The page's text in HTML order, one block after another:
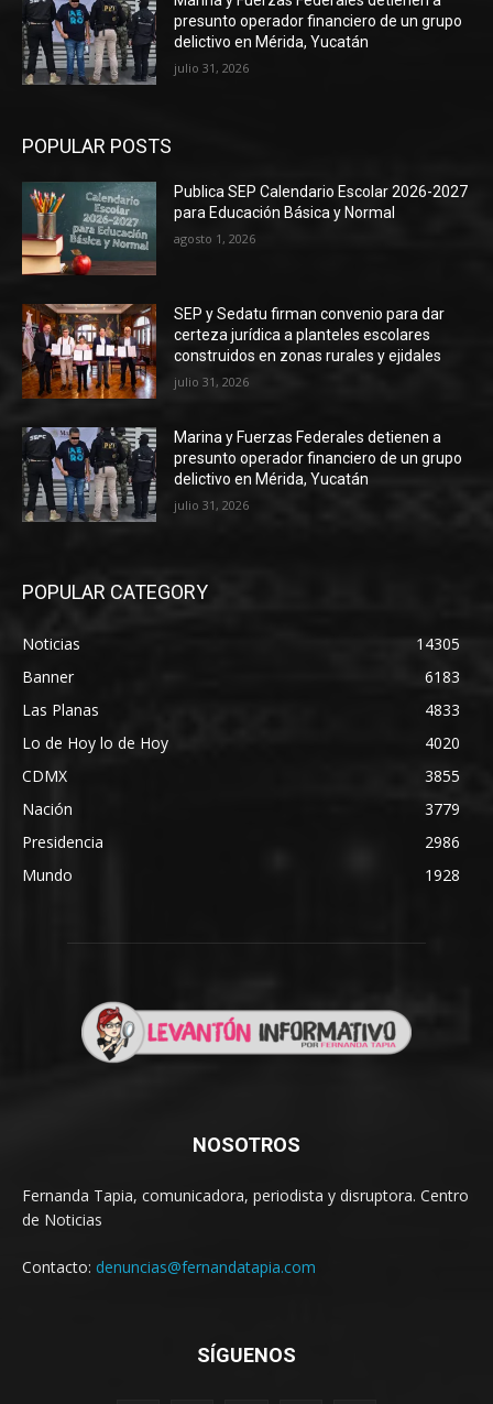
presunto operador financiero de un grupo
delictivo en Mérida, Yucatán
julio 31, 2026
POPULAR POSTS
Publica SEP Calendario Escolar 2026-2027
para Educación Básica y Normal
agosto 1, 2026
SEP y Sedatu firman convenio para dar
certeza jurídica a planteles escolares
construidos en zonas rurales y ejidales
julio 31, 2026
Marina y Fuerzas Federales detienen a
presunto operador financiero de un grupo
delictivo en Mérida, Yucatán
julio 31, 2026
POPULAR CATEGORY
Noticias
14305
Banner
6183
Las Planas
4833
Lo de Hoy lo de Hoy
4020
CDMX
3855
Nación
3779
Presidencia
2986
Mundo
1928
NOSOTROS
Fernanda Tapia, comunicadora, periodista y disruptora. Centro
de Noticias
Contacto: denuncias@fernandatapia.com
SÍGUENOS